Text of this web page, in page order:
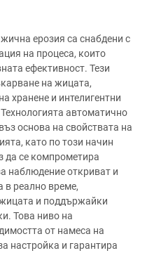
ерозия са снабдени с
на процеса, които
ефективност. Тези
на жицата,
хранене и интелигентни
автоматично
основа на свойствата на
като по този начин
да се компрометира
наблюдение откриват и
в реално време,
и поддържайки
Това ниво на
от намеса на
настройка и гарантира